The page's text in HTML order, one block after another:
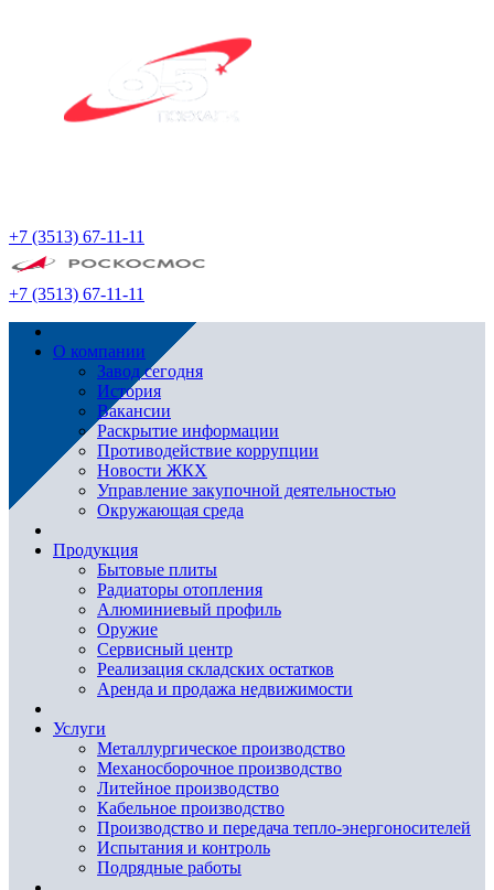
+7 (3513) 67-11-11
+7 (3513) 67-11-11
О компании
Завод сегодня
История
Вакансии
Раскрытие информации
Противодействие коррупции
Новости ЖКХ
Управление закупочной деятельностью
Окружающая среда
Продукция
Бытовые плиты
Радиаторы отопления
Алюминиевый профиль
Оружие
Сервисный центр
Реализация складских остатков
Аренда и продажа недвижимости
Услуги
Металлургическое производство
Механосборочное производство
Литейное производство
Кабельное производство
Производство и передача тепло-энергоносителей
Испытания и контроль
Подрядные работы